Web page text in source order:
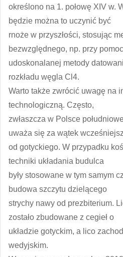
określono na 1. połowę XIV w.
będzie można to uczynić być
rnoże w przyszłości, stosując
bezwzględnego, np. przy
udoskonalanej metody
rozkładu węgla Cl4.
Warto także zwrócić uwagę na
technologiczną. Często,
zwłaszcza w Polsce
uważa się za wątek
od gotyckiego. W przypadku
techniki układania budulca
były stosowane w tym samym
budowa szczytu dzielącego
strychy nawy od prezbiterium.
zostało zbudowane z cegieł o
układzie gotyckim, a lico
wedyjskim.